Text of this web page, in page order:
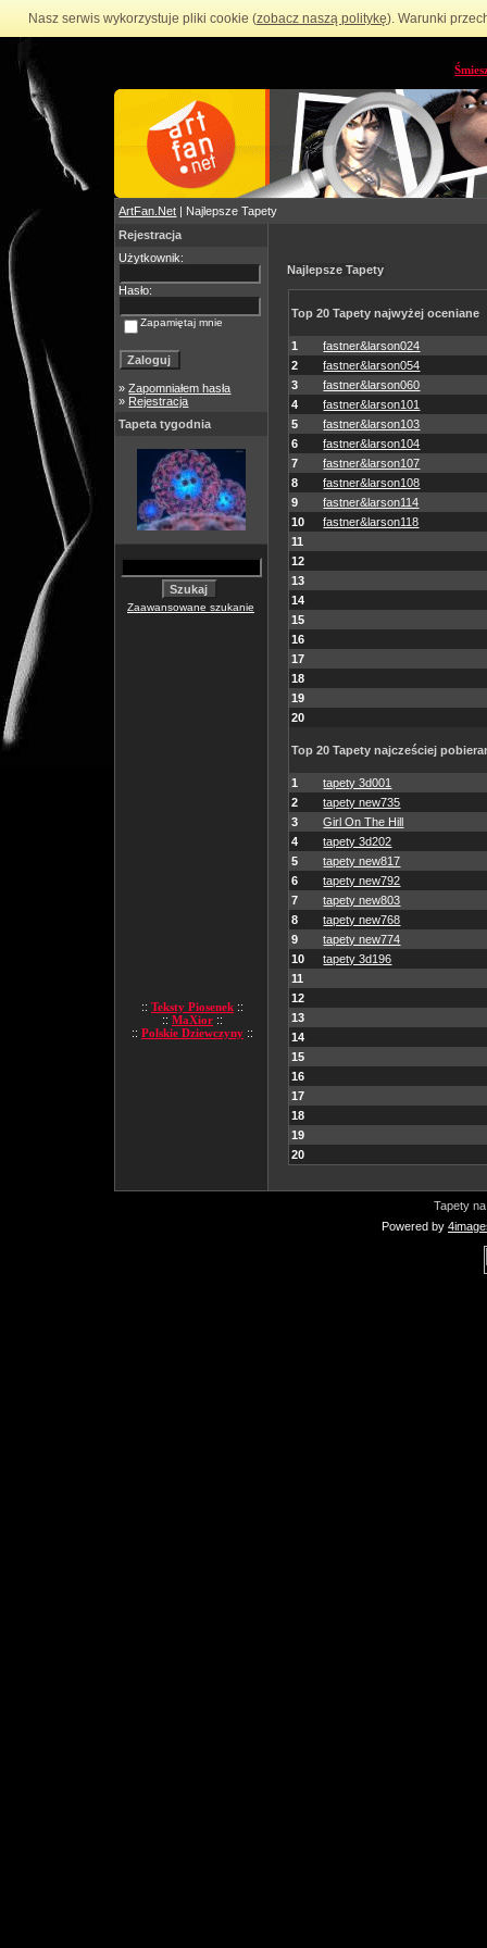
Nasz serwis wykorzystuje pliki cookie (zobacz naszą politykę). Warunki
ArtFan.Net | Najlepsze Tapety
Rejestracja
Użytkownik:
Hasło:
Zapamiętaj mnie
»Zapomniałem hasła
» Rejestracja
Tapeta tygodnia
Zaawansowane szukanie
:: Teksty Piosenek ::
:: MaXior ::
:: Polskie Dziewczyny ::
Najlepsze Tapety
Top 20 Tapety najwyżej oceniane
1
fastner&larson024
2
fastner&larson054
3
fastner&larson060
4
fastner&larson101
5
fastner&larson103
6
fastner&larson104
7
fastner&larson107
8
fastner&larson108
9
fastner&larson114
10
fastner&larson118
11
12
13
14
15
16
17
18
19
20
Top 20 Tapety najcześciej
1
tapety 3d001
2
tapety new735
3
Girl On The Hill
4
tapety 3d202
5
tapety new817
6
tapety new792
7
tapety new803
8
tapety new768
9
tapety new774
10
tapety 3d196
11
12
13
14
15
16
17
18
19
20
Tapety
Powered by